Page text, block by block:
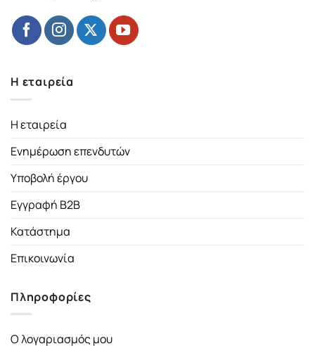
Η εταιρεία
Η εταιρεία
Ενημέρωση επενδυτών
Υποβολή έργου
Εγγραφή B2B
Κατάστημα
Επικοινωνία
Πληροφορίες
Ο λογαριασμός μου